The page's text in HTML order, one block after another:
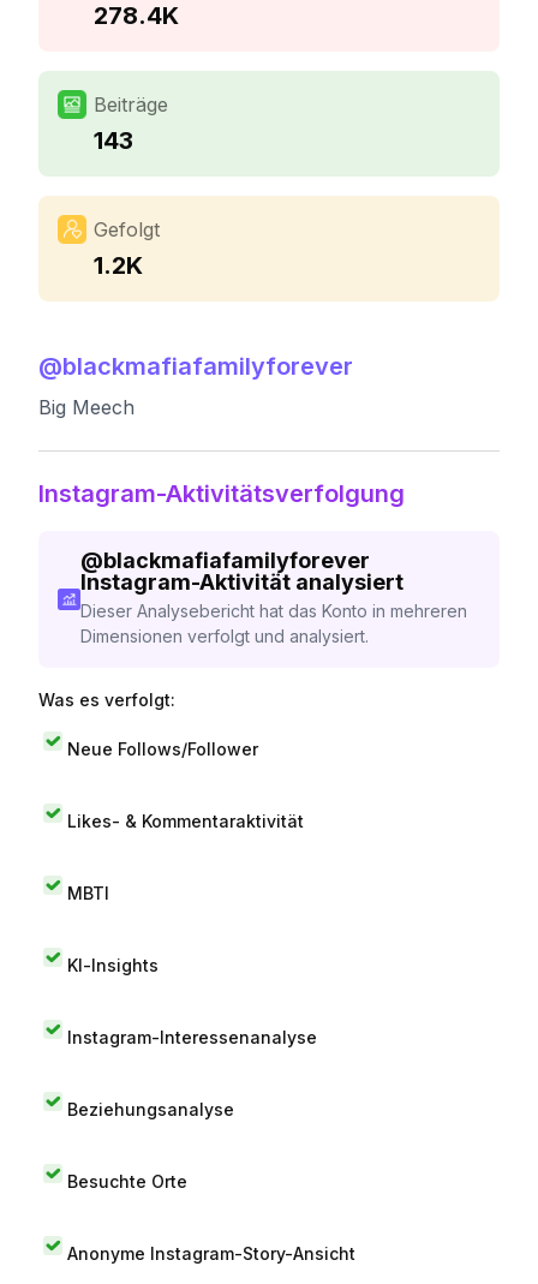
278.4K
Beiträge
143
Gefolgt
1.2K
@blackmafiafamilyforever
Big Meech
Instagram-Aktivitätsverfolgung
@blackmafiafamilyforever
Instagram-Aktivität analysiert
Dieser Analysebericht hat das Konto in mehreren
Dimensionen verfolgt und analysiert.
Was es verfolgt:
Neue Follows/Follower
Likes- & Kommentaraktivität
MBTI
KI-Insights
Instagram-Interessenanalyse
Beziehungsanalyse
Besuchte Orte
Anonyme Instagram-Story-Ansicht